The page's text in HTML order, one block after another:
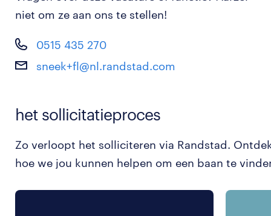
niet om ze aan ons te stellen!
0515 435 270
sneek+fl@nl.randstad.com
het sollicitatieproces
Zo verloopt het solliciteren via Randstad.
hoe we jou kunnen helpen om een baan te